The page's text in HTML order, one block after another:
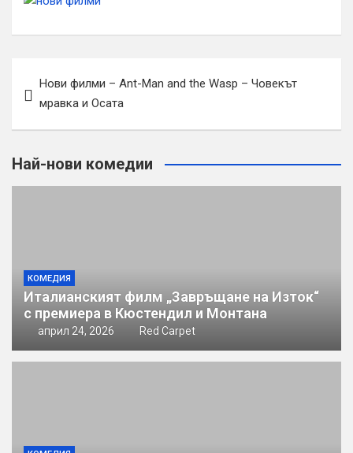
Нови филми – Ant-Man and the Wasp – Човекът
мравка и Осата
Най-нови комедии
КОМЕДИЯ
Италианският филм „Завръщане на Изток“
с премиера в Кюстендил и Монтана
април 24, 2026 Red Carpet